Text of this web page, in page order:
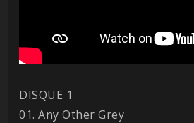
DISQUE 1
01. Any Other Grey